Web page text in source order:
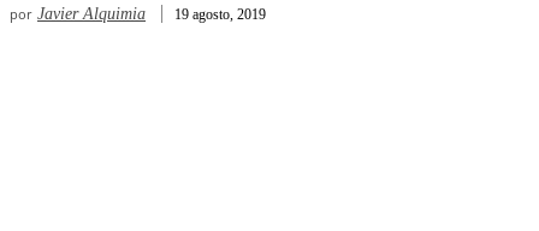
por Javier Alquimia 19 agosto, 2019